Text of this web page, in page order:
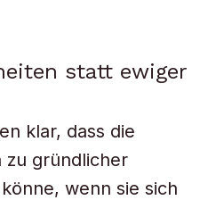
statt ewiger
klar, dass die
zu gründlicher
wenn sie sich